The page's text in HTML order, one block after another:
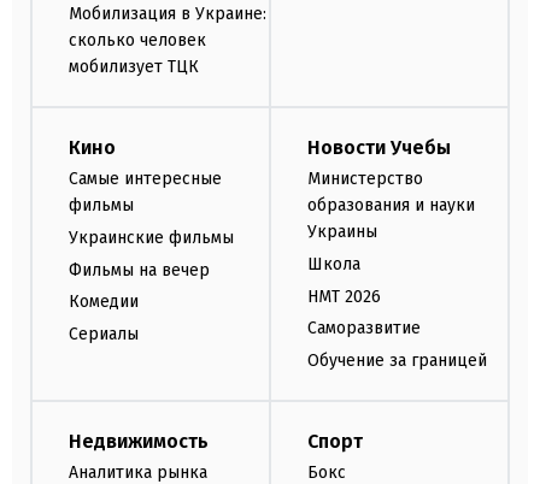
Мобилизация в Украине:
сколько человек
мобилизует ТЦК
Кино
Самые интересные
фильмы
Украинские фильмы
Фильмы на вечер
Комедии
Сериалы
Новости Учебы
Министерство
образования и науки
Украины
Школа
НМТ 2026
Саморазвитие
Обучение за границей
Недвижимость
Аналитика рынка
Спорт
Бокс